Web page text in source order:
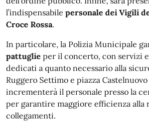
l’indispensabile personale dei Vigili
Croce Rossa.
In particolare, la Polizia Municipale
pattuglie per il concerto, con servizi
dedicati a quanto necessario alla
Ruggero Settimo e piazza
incrementerà il personale presso la
per garantire maggiore efficienza alla
collegamenti.